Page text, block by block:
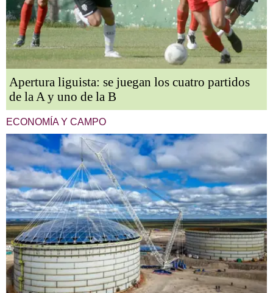
Apertura liguista: se juegan los cuatro partidos
de la A y uno de la B
ECONOMÍA Y CAMPO